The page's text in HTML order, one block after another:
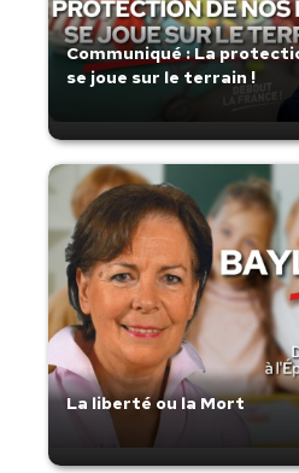
Communiqué : La
se joue sur le terrain !
La liberté ou la Mort